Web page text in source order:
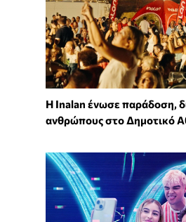
Η Inalan ένωσε παράδοση,
ανθρώπους στο Δημοτικό